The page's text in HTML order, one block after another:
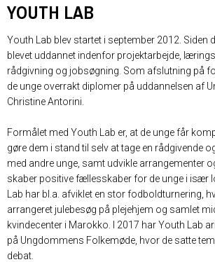
YOUTH LAB
Youth Lab blev startet i september 2012. Siden
blevet uddannet indenfor projektarbejde,
rådgivning og jobsøgning. Som afslutning på
de unge overrakt diplomer på uddannelsen af
Christine Antorini.
Formålet med Youth Lab er, at de unge får
gøre dem i stand til selv at tage en rådgivende
med andre unge, samt udvikle arrangementer
skaber positive fællesskaber for de unge i især
Lab har bl.a. afviklet en stor fodboldturnering,
arrangeret julebesøg på plejehjem og samlet
kvindecenter i Marokko. I 2017 har Youth Lab
på Ungdommens Folkemøde, hvor de satte
debat.